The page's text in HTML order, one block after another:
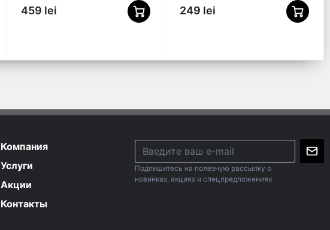
459 lei 249 lei
Компания
Услуги
Акции
Контакты
Подпишитесь на полезную рассылку о
новинках, акциях и спецпредложениях